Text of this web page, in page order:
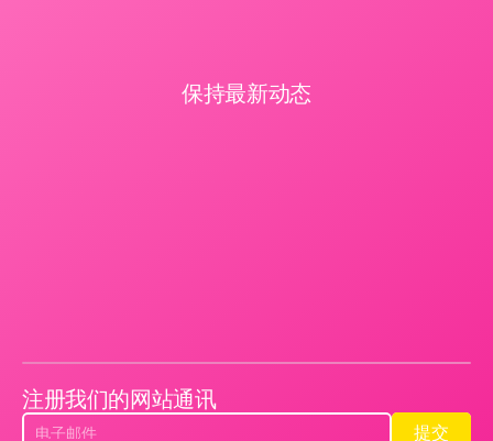
保持最新动态
注册我们的网站通讯
提交
提交